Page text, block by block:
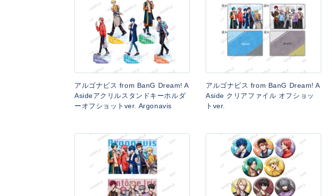
アルゴナビス from BanG Dream! A
Asideアクリルスタンドキーホルダ
ーオフショットver. Argonavis
アルゴナビス from BanG Dream! A
Aside クリアファイル オフショッ
トver.